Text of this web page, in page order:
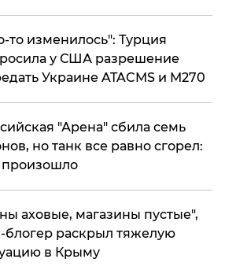
то изменилось": Турция
у США разрешение
Украине ATACMS и M270
"Арена" сбила семь
но танк все равно сгорел:
произошло
аховые, магазины пустые",
раскрыл тяжелую
в Крыму